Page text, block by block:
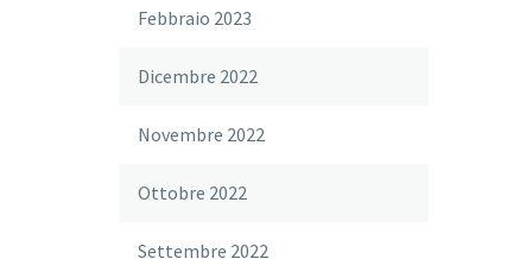
Febbraio 2023
Dicembre 2022
Novembre 2022
Ottobre 2022
Settembre 2022